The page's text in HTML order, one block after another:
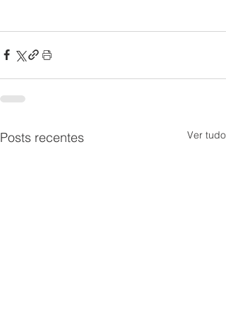
Posts recentes Ver tudo